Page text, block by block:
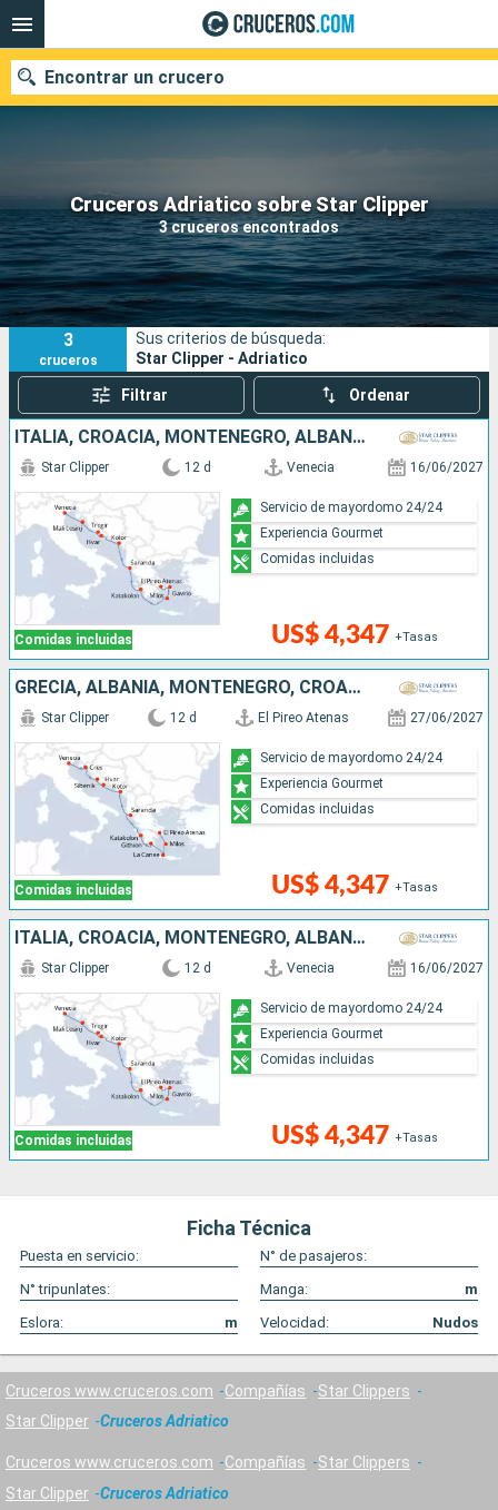
Cruceros Adriatico sobre Star Clipper
3 cruceros encontrados
Encontrar un crucero
Nuestros destinos
Fecha de salida
Puertos Compañías
Buscar
3
cruceros
Sus criterios de búsqueda:
Star Clipper - Adriatico
Filtrar Ordenar
ITALIA, CROACIA, MONTENEGRO, ALBANIA, GRECIA
Comidas incluidas
Star Clipper 12 d Venecia 16/06/2027
US$ 4,347 +Tasas
Servicio de mayordomo 24/24
Experiencia Gourmet
Comidas incluidas
GRECIA, ALBANIA, MONTENEGRO, CROACIA, ITALIA
Comidas incluidas
Star Clipper 12 d El Pireo Atenas 27/06/2027
US$ 4,347 +Tasas
Servicio de mayordomo 24/24
Experiencia Gourmet
Comidas incluidas
ITALIA, CROACIA, MONTENEGRO, ALBANIA, GRECIA
Comidas incluidas
Star Clipper 12 d Venecia 16/06/2027
US$ 4,347 +Tasas
Servicio de mayordomo 24/24
Experiencia Gourmet
Comidas incluidas
Ficha Técnica
Puesta en servicio:
N° de pasajeros:
N° tripunlates:
Manga:
m
Eslora:
m Velocidad: Nudos
Cruceros www.cruceros.com Compañías
Star Clippers
Star Clipper
Cruceros Adriatico
Cruceros www.cruceros.com Compañías
Star Clippers
Star Clipper
Cruceros Adriatico